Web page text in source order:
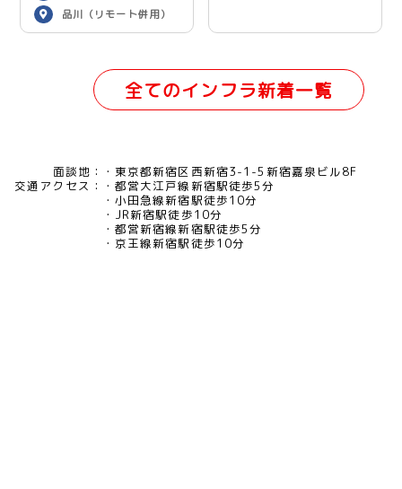
品川（リモート併用）
全てのインフラ新着一覧
面談地：
東京都新宿区西新宿3-1-5新宿嘉泉ビル8F
交通アクセス：
都営大江戸線新宿駅徒歩5分
小田急線新宿駅徒歩10分
JR新宿駅徒歩10分
都営新宿線新宿駅徒歩5分
京王線新宿駅徒歩10分